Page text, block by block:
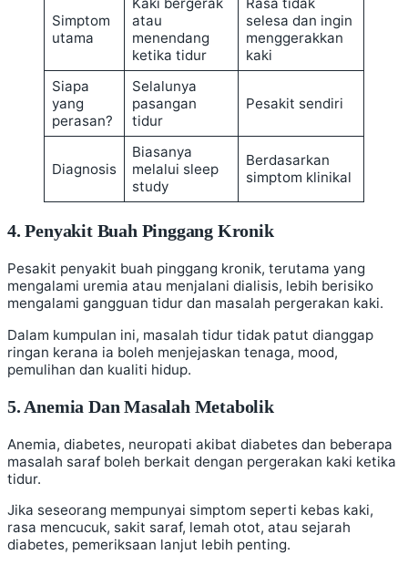
Simptom
utama
Kaki bergerak
atau
menendang
ketika tidur
Rasa tidak
selesa dan ingin
menggerakkan
kaki
Siapa
yang
perasan?
Selalunya
pasangan
tidur
Pesakit sendiri
Diagnosis
Biasanya
melalui sleep
study
Berdasarkan
simptom klinikal
4. Penyakit Buah Pinggang Kronik
Pesakit penyakit buah pinggang kronik, terutama yang
mengalami uremia atau menjalani dialisis, lebih berisiko
mengalami gangguan tidur dan masalah pergerakan kaki.
Dalam kumpulan ini, masalah tidur tidak patut dianggap
ringan kerana ia boleh menjejaskan tenaga, mood,
pemulihan dan kualiti hidup.
5. Anemia Dan Masalah Metabolik
Anemia, diabetes, neuropati akibat diabetes dan beberapa
masalah saraf boleh berkait dengan pergerakan kaki ketika
tidur.
Jika seseorang mempunyai simptom seperti kebas kaki,
rasa mencucuk, sakit saraf, lemah otot, atau sejarah
diabetes, pemeriksaan lanjut lebih penting.